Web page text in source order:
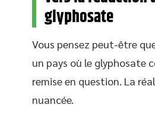
glyphosate
Vous pensez peut-être
un pays où le glyphosate
remise en question. La
nuancée.